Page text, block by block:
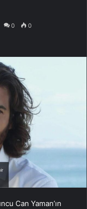
0 0
Can Yaman’ın